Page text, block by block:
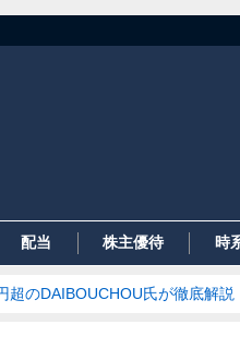
配当 株主優待 時
超のDAIBOUCHOU氏が徹底解説